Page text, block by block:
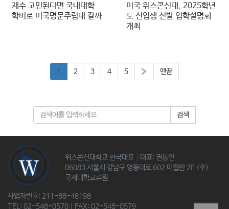
재수 고민된다면 국내대학
학비로 미국명문주립대 갈까
미국 위스콘신대, 2025학년
도 신입생 선발 입학설명회
개최
1 2 3 4 5 » 맨끝
검색
위스콘신대학교 한국대표│대표: 권동인
06083 서울시 강남구 영동대로 602 미켈란 2F (주)
국제대학교류원
사업자번호: 211-88-48198
TEL: 02-548-0570 | FAX: 02-548-0579